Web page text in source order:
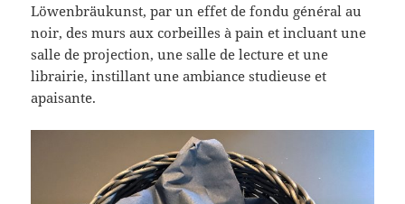
Löwenbräukunst, par un effet de fondu général au
noir, des murs aux corbeilles à pain et incluant une
salle de projection, une salle de lecture et une
librairie, instillant une ambiance studieuse et
apaisante.